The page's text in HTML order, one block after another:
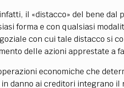
il «distacco» del bene dal
forma e con qualsiasi
con cui tale distacco si
delle azioni apprestate a
economiche che
danno ai creditori integrano